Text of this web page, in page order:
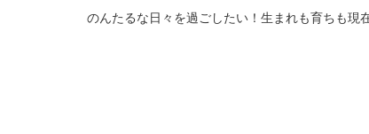
のんたるな日々を過ごしたい！生まれも育ちも現